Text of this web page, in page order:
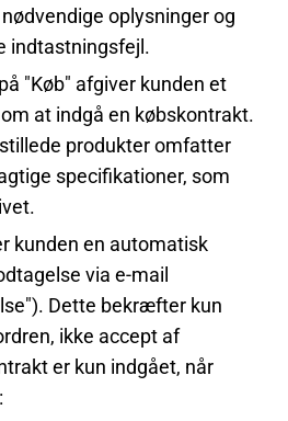
oplysninger og
indtastningsfejl.
"Køb" afgiver kunden et
at indgå en købskontrakt.
produkter omfatter
specifikationer, som
kunden en automatisk
via e-mail
Dette bekræfter kun
ikke accept af
er kun indgået, når